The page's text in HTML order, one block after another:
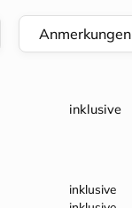
Anmerkungen
inklusive
inklusive